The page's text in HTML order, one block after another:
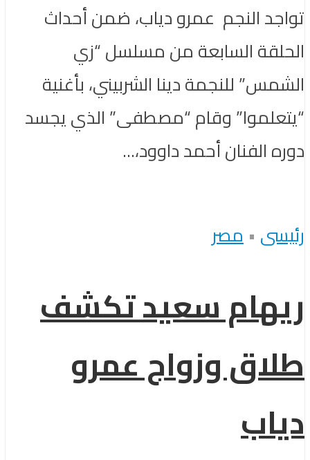
تواجد النجم عمرو دياب، ضمن أحداث
الحلقة السابعة من مسلسل “زي
الشمس” للنجمة دينا الشربيني، بأغنية
“يتعلموا” وقام “مصطفى” الذي يجسد
دوره الفنان أحمد داوود،...
رئيسى •مصر
ريهام سعيد تكشف
طلاق وزواج عمرو
دياب